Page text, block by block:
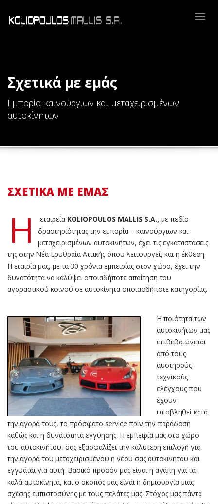
Σχετικά με εμάς
Εμπορία καινούργιων και μεταχειρισμένων
αυτοκίνητων
ΣΧΕΤΙΚΑ ΜΕ ΕΜΑΣ
Η εταιρεία KOLIOPOULOS MALLIS S.A., με πεδίο
δραστηριότητας την εμπορία – καινούργιων και
μεταχειρισμένων αυτοκινήτων, έχει τις εγκαταστάσεις
της στην Νέα Ερυθραία Αττικής όπου λειτουργεί, και η έκθεση.
Η εταιρία μας, με τα 30 χρόνια εμπειρίας στον χώρο, έχει την
δυνατότητα να καλύψει οποιαδήποτε απαίτηση του
αγοραστικού κοινού σε αυτοκίνητα οποιασδήποτε κατηγορίας.
Η ποιότητα των
αυτοκινήτων μας
επιβεβαιώνεται
από τους
αυστηρούς
τεχνικούς
ελέγχους που
έχουν
υποβληθεί κατά
την αγορά τους, το πρόσφατο service πριν την παράδοση
καθώς και η δυνατότητα εγγύησης. Η εμπειρία μας στο χώρο
του αυτοκινήτου, σας εξασφαλίζει την καλύτερη επιλογή για
την αγορά του μεταχειρισμένου ή νέου σας αυτοκινήτου και
εγγυάται για αυτή. Βασικό προσόν μας είναι η αγάπη για τα
καλά αυτοκίνητα, και ο σκοπός μας είναι η δημιουργία μιας
σχέσης εμπιστοσύνης με τους πελάτες μας. Στόχος μας πάντα